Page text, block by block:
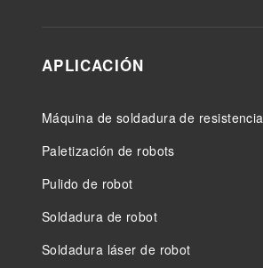
APLICACIÓN
Máquina de soldadura de resistencia
Paletización de robots
Pulido de robot
Soldadura de robot
Soldadura láser de robot